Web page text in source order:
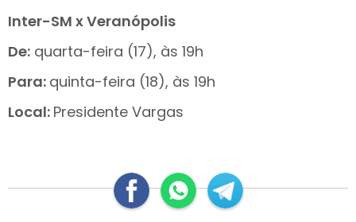
Inter-SM x Veranópolis
De: quarta-feira (17), às 19h
Para: quinta-feira (18), às 19h
Local: Presidente Vargas